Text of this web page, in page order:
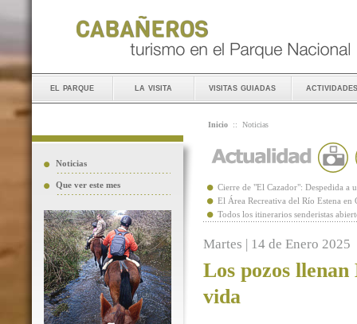
el parque la visita visitas guiadas actividades
Noticias
Que ver este mes
Inicio :: Noticias
Cierre de "El Cazador": Despedida a
El Área Recreativa del Río Estena
Todos los itinerarios senderistas
Martes | 14 de Enero 2025
Los pozos
vida